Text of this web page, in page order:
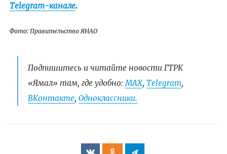
Telegram-канале.
Фото: Правительство ЯНАО
Подпишитесь и читайте новости ГТРК
«Ямал» там, где удобно:МАХ, Telegram,
ВКонтакте, Одноклассники.